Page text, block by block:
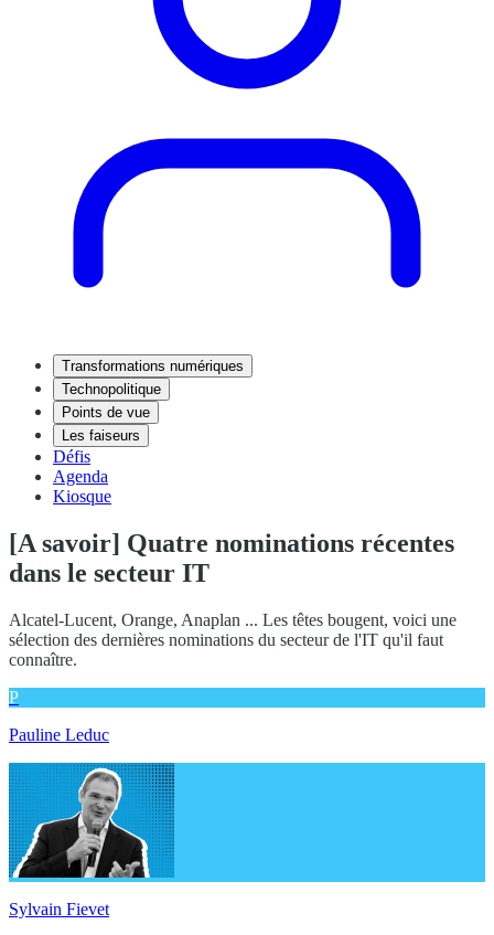
Transformations numériques
Technopolitique
Points de vue
Les faiseurs
Défis
Agenda
Kiosque
[A savoir] Quatre nominations récentes
dans le secteur IT
Alcatel-Lucent, Orange, Anaplan ... Les têtes bougent, voici une
sélection des dernières nominations du secteur de l'IT qu'il faut
connaître.
P
Pauline Leduc
Sylvain Fievet